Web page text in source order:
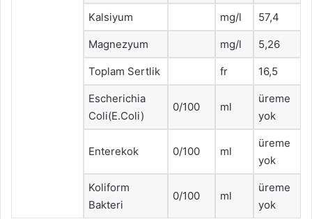
Kalsiyum mg/l 57,4
Magnezyum mg/l 5,26
Toplam Sertlik fr 16,5
Escherichia
Coli(E.Coli)
0/100 ml
üreme
yok
Enterekok 0/100 ml
üreme
yok
Koliform
Bakteri
0/100 ml
üreme
yok